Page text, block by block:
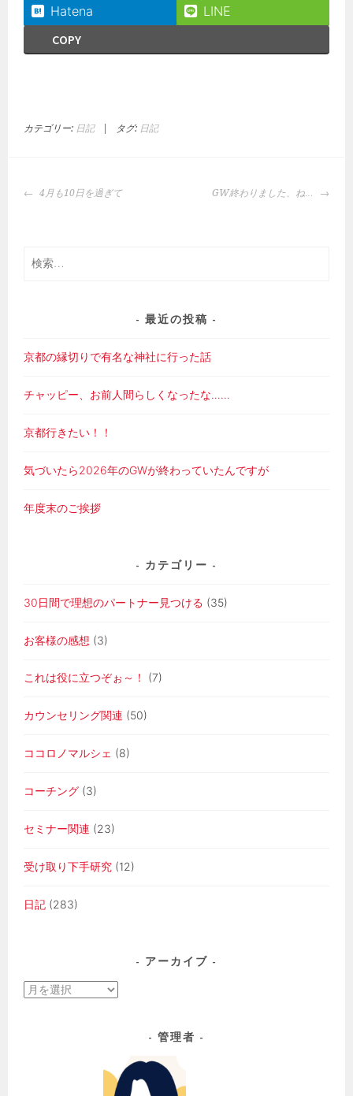
Hatena
LINE
COPY
カテゴリー: 日記 タグ: 日記
投
ゲ
4月も10日を過ぎて GW終わりました、ね…
検
最近の投稿
京都の縁切りで有名な神社に行った話
チャッピー、お前人間らしくなったな……
京都行きたい！！
気づいたら2026年のGWが終わっていたんですが
年度末のご挨拶
カテゴリー
30日間で理想のパートナー見つける (35)
お客様の感想 (3)
これは役に立つぞぉ～！ (7)
カウンセリング関連 (50)
ココロノマルシェ (8)
コーチング (3)
セミナー関連 (23)
受け取り下手研究 (12)
日記 (283)
アーカイブ
ア
管理者